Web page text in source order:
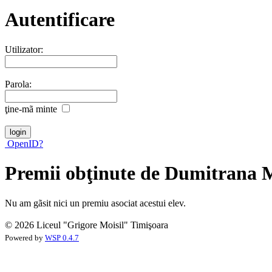
Autentificare
Utilizator:
Parola:
ţine-mã minte
OpenID?
Premii obţinute de Dumitrana
Nu am gãsit nici un premiu asociat acestui elev.
© 2026 Liceul "Grigore Moisil" Timişoara
Powered by WSP 0.4.7